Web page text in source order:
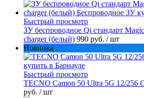
Быстрый просмотр
ЗУ беспроводное Qi стандарт
charger (белый) 990 руб. / шт
Новинка
Быстрый просмотр
TECNO Camon 50 Ultra 5G 12/256
руб. / шт